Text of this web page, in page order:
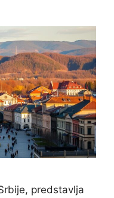
predstavlja